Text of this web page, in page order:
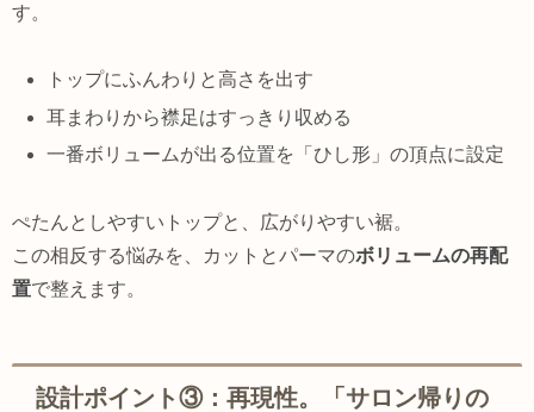
す。
トップにふんわりと高さを出す
耳まわりから襟足はすっきり収める
一番ボリュームが出る位置を「ひし形」の頂点に設定
ぺたんとしやすいトップと、広がりやすい裾。
この相反する悩みを、カットとパーマのボリュームの再配
置で整えます。
設計ポイント③：再現性。「サロン帰りの